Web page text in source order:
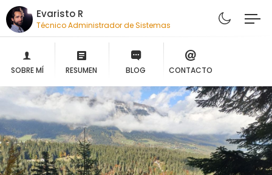
Evaristo R
Técnico Administrador de Sistemas
SOBRE MÍ RESUMEN BLOG CONTACTO